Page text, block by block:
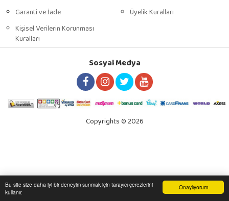
Onaylıyorum
Bu site size daha iyi bir deneyim sunmak için tarayıcı çerezlerini
kullanır.
Anasayfa Sipariş Takibi İletişim
Garanti ve İade
Kişisel Verilerin Korunması
Kuralları
Üyelik Kuralları
Sosyal Medya
Copyrights © 2026